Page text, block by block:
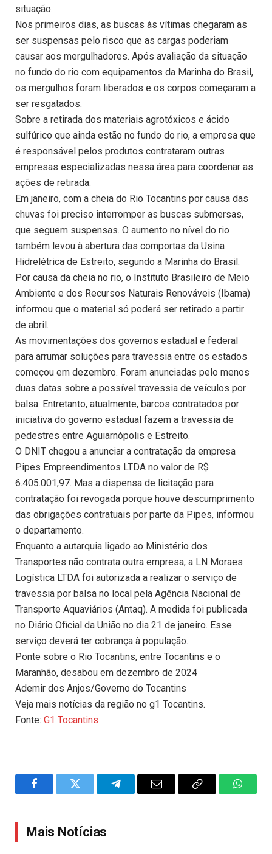
situação.
Nos primeiros dias, as buscas às vítimas chegaram as
ser suspensas pelo risco que as cargas poderiam
causar aos mergulhadores. Após avaliação da situação
no fundo do rio com equipamentos da Marinha do Brasil,
os mergulhos foram liberados e os corpos começaram a
ser resgatados.
Sobre a retirada dos materiais agrotóxicos e ácido
sulfúrico que ainda estão no fundo do rio, a empresa que
é responsável pelos produtos contrataram outras
empresas especializadas nessa área para coordenar as
ações de retirada.
Em janeiro, com a cheia do Rio Tocantins por causa das
chuvas foi preciso interromper as buscas submersas,
que seguem suspensas. O aumento no nível do rio
também levou à abertura das comportas da Usina
Hidrelétrica de Estreito, segundo a Marinha do Brasil.
Por causa da cheia no rio, o Instituto Brasileiro de Meio
Ambiente e dos Recursos Naturais Renováveis (Ibama)
informou que o material só poderá ser retirado a partir
de abril.
As movimentações dos governos estadual e federal
para arrumar soluções para travessia entre os estados
começou em dezembro. Foram anunciadas pelo menos
duas datas sobre a possível travessia de veículos por
balsa. Entretanto, atualmente, barcos contratados por
iniciativa do governo estadual fazem a travessia de
pedestres entre Aguiarnópolis e Estreito.
O DNIT chegou a anunciar a contratação da empresa
Pipes Empreendimentos LTDA no valor de R$
6.405.001,97. Mas a dispensa de licitação para
contratação foi revogada porque houve descumprimento
das obrigações contratuais por parte da Pipes, informou
o departamento.
Enquanto a autarquia ligado ao Ministério dos
Transportes não contrata outra empresa, a LN Moraes
Logística LTDA foi autorizada a realizar o serviço de
travessia por balsa no local pela Agência Nacional de
Transporte Aquaviários (Antaq). A medida foi publicada
no Diário Oficial da União no dia 21 de janeiro. Esse
serviço deverá ter cobrança à população.
Ponte sobre o Rio Tocantins, entre Tocantins e o
Maranhão, desabou em dezembro de 2024
Ademir dos Anjos/Governo do Tocantins
Veja mais notícias da região no g1 Tocantins.
Fonte: G1 Tocantins
FacebookTwitter TelegramEmail
Copy
Mais Notícias